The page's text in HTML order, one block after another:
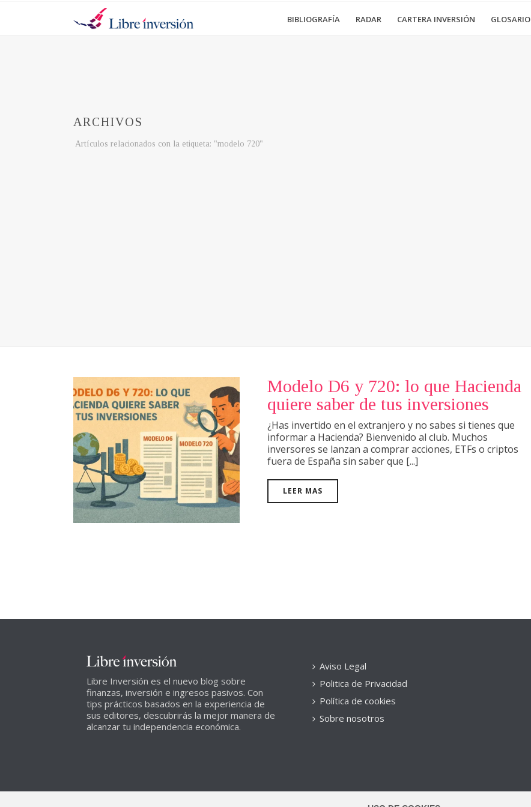
BIBLIOGRAFÍA RADAR CARTERA INVERSIÓN GLOSARIO
ARCHIVOS
Artículos relacionados con la etiqueta: "modelo 720"
Modelo D6 y 720: lo que Hacienda
quiere saber de tus inversiones
¿Has invertido en el extranjero y no sabes si tienes que
informar a Hacienda? Bienvenido al club. Muchos
inversores se lanzan a comprar acciones, ETFs o criptos
fuera de España sin saber que [...]
LEER MAS
Libre Inversión es el nuevo blog sobre
finanzas, inversión e ingresos pasivos. Con
tips prácticos basados en la experiencia de
sus editores, descubrirás la mejor manera de
alcanzar tu independencia económica.
Aviso Legal
Politica de Privacidad
Política de cookies
Sobre nosotros